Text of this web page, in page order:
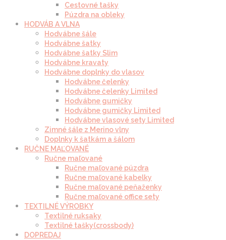
Cestovné tašky
Púzdra na obleky
HODVÁB A VLNA
Hodvábne šále
Hodvábne šatky
Hodvábne šatky Slim
Hodvábne kravaty
Hodvábne doplnky do vlasov
Hodvábne čelenky
Hodvábne čelenky Limited
Hodvábne gumičky
Hodvábne gumičky Limited
Hodvábne vlasové sety Limited
Zimné šále z Merino vlny
Doplnky k šatkám a šálom
RUČNE MAĽOVANÉ
Ručne maľované
Ručne maľované púzdra
Ručne maľované kabelky
Ručne maľované peňaženky
Ručne maľované office sety
TEXTILNÉ VÝROBKY
Textilné ruksaky
Textilné tašky(crossbody)
DOPREDAJ